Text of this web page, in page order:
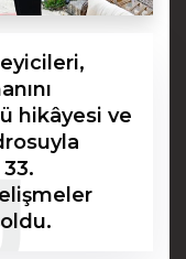
hikâyesi ve